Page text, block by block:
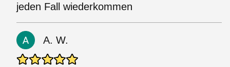
jeden Fall wiederkommen
A. W.